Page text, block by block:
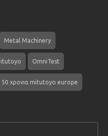
Metal Machinery
OmniTest
50 χρονια mitutoyo europe